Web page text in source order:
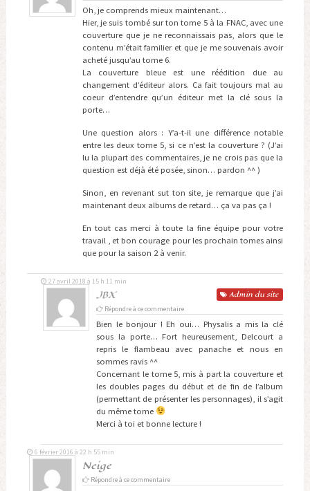
Oh, je comprends mieux maintenant…
Hier, je suis tombé sur ton tome 5 à la FNAC, avec une
couverture que je ne reconnaissais pas, alors que le
contenu m’était familier et que je me souvenais avoir
acheté jusqu’au tome 6.
La couverture bleue est une réédition due au
changement d’éditeur alors. Ca fait toujours mal au
coeur d’entendre qu’un éditeur met la clé sous la
porte…
Une question alors : Y’a-t-il une différence notable
entre les deux tome 5, si ce n’est la couverture ? (J’ai
lu la plupart des commentaires, je ne crois pas que la
question est déjà été posée, sinon… pardon ^^ )
Sinon, en revenant sut ton site, je remarque que j’ai
maintenant deux albums de retard… ça va pas ça !
En tout cas merci à toute la fine équipe pour votre
travail , et bon courage pour les prochain tomes ainsi
que pour la saison 2 à venir.
JBX Admin du site
27 avril 2018 à 15 h 11 min
Répondre à ce commentaire
Bien le bonjour ! Eh oui… Physalis a mis la clé
sous la porte… Fort heureusement, Delcourt a
repris le flambeau avec panache et nous en
sommes ravis ^^
Concernant le tome 5, mis à part la couverture et
les doubles pages du début et de fin de l’album
(permettant de présenter les personnages), il s’agit
du même tome
Merci à toi et bonne lecture !
Neige
6 février 2016 à 22 h 55 min
Répondre à ce commentaire